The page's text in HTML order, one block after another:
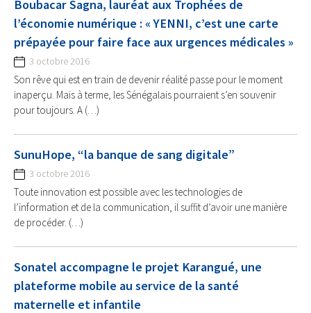
Boubacar Sagna, lauréat aux Trophées de
l’économie numérique : « YENNI, c’est une carte
prépayée pour faire face aux urgences médicales »
3 octobre 2016
Son rêve qui est en train de devenir réalité passe pour le moment
inaperçu. Mais à terme, les Sénégalais pourraient s’en souvenir
pour toujours. A (…)
SunuHope, “la banque de sang digitale”
3 octobre 2016
Toute innovation est possible avec les technologies de
l’information et de la communication, il suffit d’avoir une manière
de procéder. (…)
Sonatel accompagne le projet Karangué, une
plateforme mobile au service de la santé
maternelle et infantile